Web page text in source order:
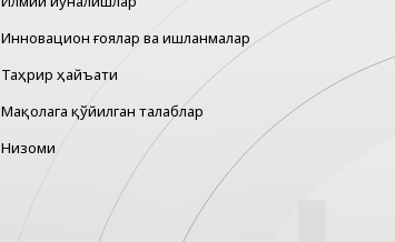
Инновацион ғоялар ва ишланмалар
Таҳрир ҳайъати
Мақолага қўйилган талаблар
Низоми